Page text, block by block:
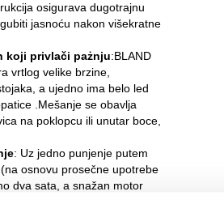
osigurava dugotrajnu
jasnoću nakon višekratne
koji privlači pażnju:BLAND
vrtlog velike brzine,
a ujedno ima belo led
.Mešanje se obavlja
na poklopcu ili unutar boce,
: Uz jedno punjenje putem
osnovu prosečne upotrebe
dva sata, a snažan motor